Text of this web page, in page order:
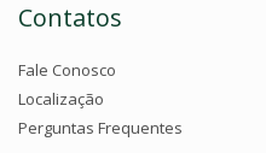
Contatos
Fale Conosco
Localização
Perguntas Frequentes